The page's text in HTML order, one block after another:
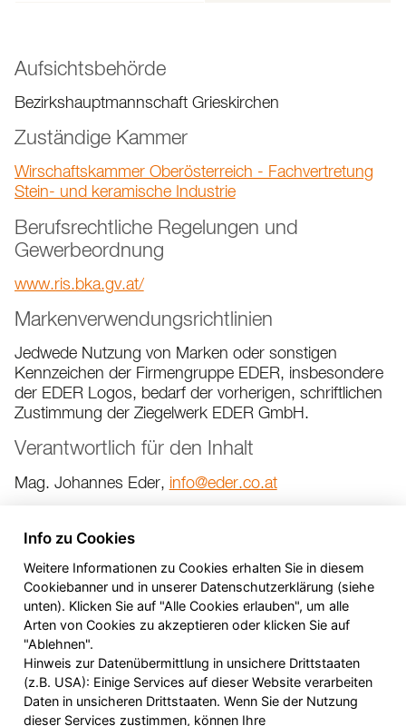
Aufsichtsbehörde
Bezirkshauptmannschaft Grieskirchen
Zuständige Kammer
Wirschaftskammer Oberösterreich - Fachvertretung
Stein- und keramische Industrie
Berufsrechtliche Regelungen und
Gewerbeordnung
www.ris.bka.gv.at/
Markenverwendungsrichtlinien
Jedwede Nutzung von Marken oder sonstigen
Kennzeichen der Firmengruppe EDER, insbesondere
der EDER Logos, bedarf der vorherigen, schriftlichen
Zustimmung der Ziegelwerk EDER GmbH.
Verantwortlich für den Inhalt
Mag. Johannes Eder, info@eder.co.at
Ziegelwerk EDER GmbH
Info zu Cookies
Weitere Informationen zu Cookies erhalten Sie in diesem
Cookiebanner und in unserer Datenschutzerklärung (siehe
unten). Klicken Sie auf "Alle Cookies erlauben", um alle
Arten von Cookies zu akzeptieren oder klicken Sie auf
"Ablehnen".
Hinweis zur Datenübermittlung in unsichere Drittstaaten
(z.B. USA): Einige Services auf dieser Website verarbeiten
Daten in unsicheren Drittstaaten. Wenn Sie der Nutzung
dieser Services zustimmen, können Ihre